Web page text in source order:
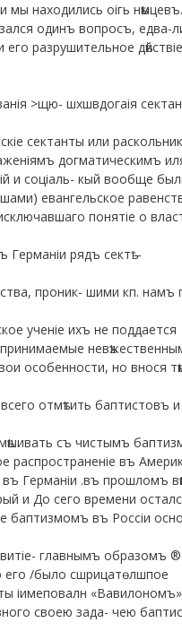
находились оігь
одинъ вопросъ, едва-
разрушительное
>щю- шхшвдогаія
сектанты или
догматическимъ
и соціаль- кый вообще
евангельское
понятіе о
рядъ сектѣ –
проник- шими кп. намъ
ученіе ихъ не поддается
особенности, но внося
отмѣтить баптистовъ и
съ чистымъ
распространеніе въ
Германіи .въ прошломъ
и До сего времени
баптизмомъ въ Россіи
главнымъ образомъ
его /было сшрицатѳлшпое
іимеповалн
своею зада- чею